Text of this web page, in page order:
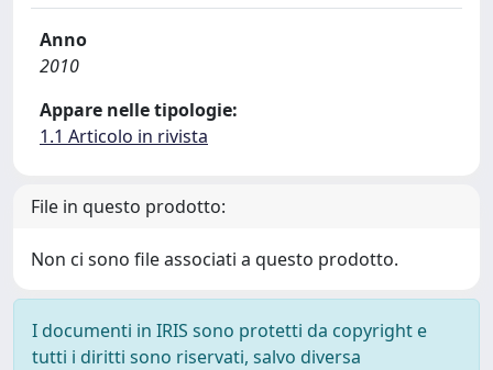
Anno
2010
Appare nelle tipologie:
1.1 Articolo in rivista
File in questo prodotto:
Non ci sono file associati a questo prodotto.
I documenti in IRIS sono protetti da copyright e
tutti i diritti sono riservati, salvo diversa